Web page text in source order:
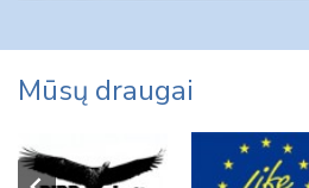
Mūsų draugai